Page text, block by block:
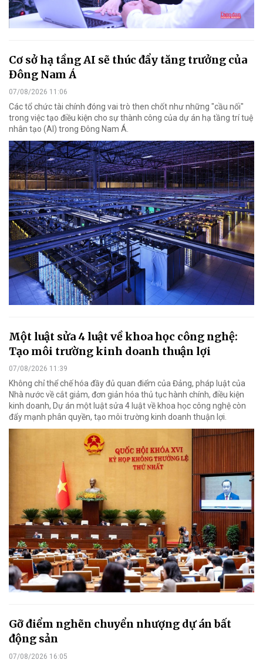
Cơ sở hạ tầng AI sẽ thúc đẩy tăng trưởng của
Đông Nam Á
07/08/2026 11:06
Các tổ chức tài chính đóng vai trò then chốt như những "cầu nối"
trong việc tạo điều kiện cho sự thành công của dự án hạ tầng trí tuệ
nhân tạo (AI) trong Đông Nam Á.
Một luật sửa 4 luật về khoa học công nghệ:
Tạo môi trường kinh doanh thuận lợi
07/08/2026 11:39
Không chỉ thể chế hóa đầy đủ quan điểm của Đảng, pháp luật của
Nhà nước về cắt giảm, đơn giản hóa thủ tục hành chính, điều kiện
kinh doanh, Dự án một luật sửa 4 luật về khoa học công nghệ còn
đẩy mạnh phân quyền, tạo môi trường kinh doanh thuận lợi.
Gỡ điểm nghẽn chuyển nhượng dự án bất
động sản
07/08/2026 16:05